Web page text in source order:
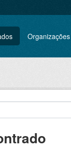
Organizações